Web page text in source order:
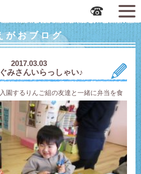
がおブログ
2017.03.03
みさんいらっしゃい♪
園するりんご組の友達と一緒に弁当を食